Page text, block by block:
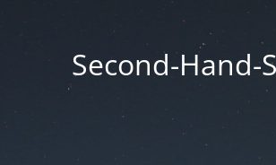
Second-Hand-